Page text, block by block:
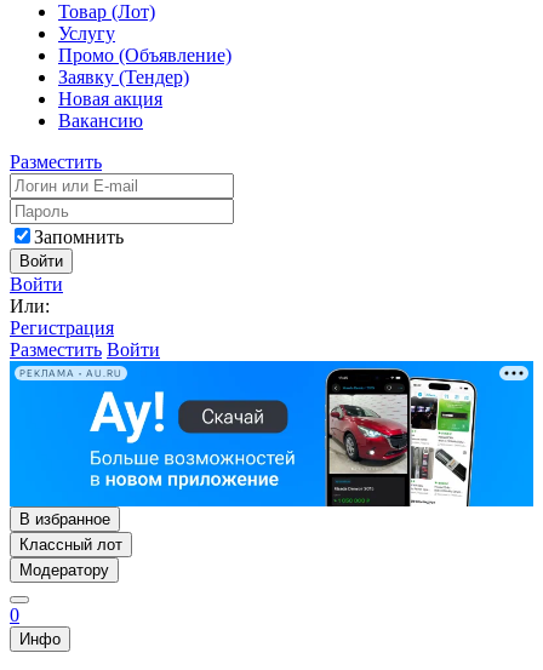
Товар (Лот)
Услугу
Промо (Объявление)
Заявку (Тендер)
Новая акция
Вакансию
Разместить
Запомнить
Войти
Войти
Или:
Регистрация
Разместить Войти
РЕКЛАМА • AU.RU
В избранное
Классный лот
Модератору
0
Инфо